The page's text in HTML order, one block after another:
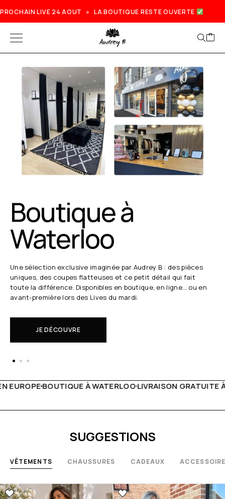
PROCHAIN LIVE 24 AOUT » LA BOUTIQUE RESTE OUVERTE
Boutique à
Waterloo
Une sélection exclusive imaginée par Audrey B : des pièces
uniques, des coupes flatteuses et ce petit détail qui fait
toute la différence. Disponibles en boutique, en ligne… ou en
avant-première lors des Lives du mardi.
JE DÉCOUVRE
LIVRAISON GRATUITE À PARTIR DE 150€LIVE
SUGGESTIONS
VÊTEMENTS CHAUSSURES CADEAUX